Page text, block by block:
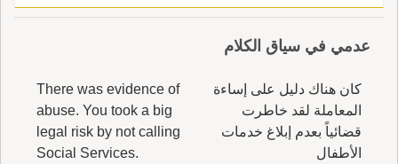
عدمي في سياق الكلام
كان هناك دليل على إساءة
المعاملة لقد خاطرت
قضائياً بعدم إبلاغ خدمات
الأطفال
There was evidence of
abuse. You took a big
legal risk by not calling
Social Services.